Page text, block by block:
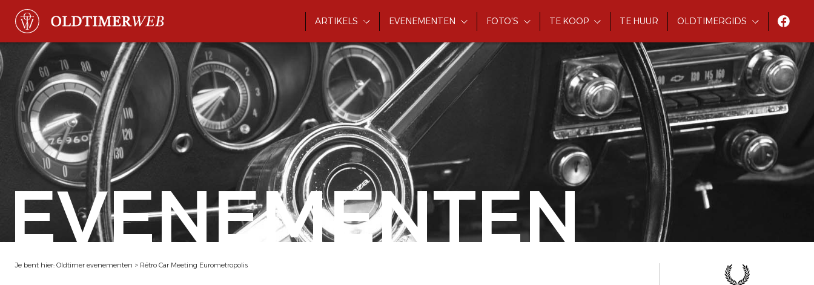
ARTIKELS EVENEMENTEN FOTO'S TE KOOP TE HUUR OLDTIMERGIDS
EVENEMENTEN
Je bent hier: Oldtimer evenementen > Rétro Car Meeting Eurometropolis